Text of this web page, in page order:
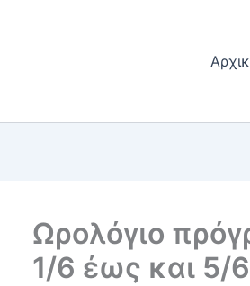
Ωρολόγιο
1/6 έως και 5/6